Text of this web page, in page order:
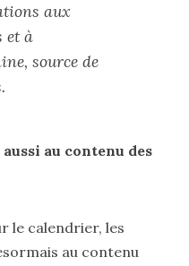
aux
et à
source de
au contenu des
le calendrier, les
au contenu